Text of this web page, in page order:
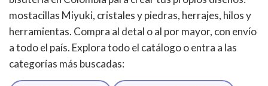
mostacillas Miyuki, cristales y piedras, herrajes, hilos y
herramientas. Compra al detal o al por mayor, con envío
a todo el país. Explora todo el catálogo o entra a las
categorías más buscadas: